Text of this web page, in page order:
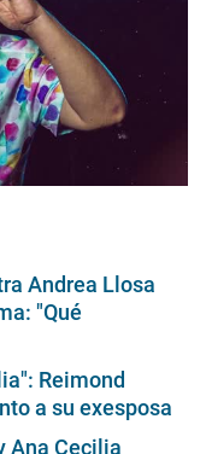
Andrea Llosa
"Qué
Reimond
a su exesposa
Ana Cecilia